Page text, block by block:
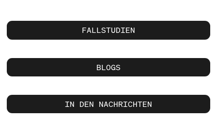
FALLSTUDIEN
BLOGS
IN DEN NACHRICHTEN